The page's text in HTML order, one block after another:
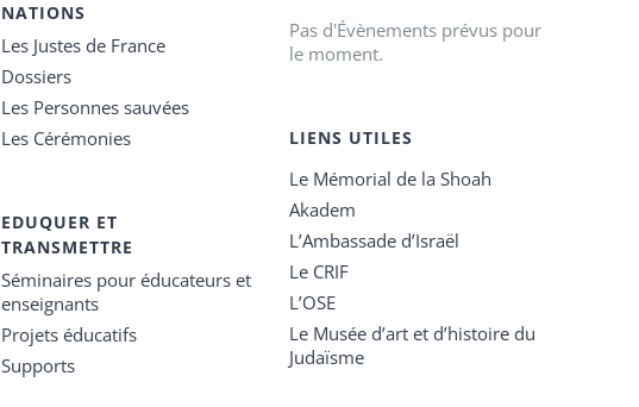
NATIONS
Les Justes de France
Dossiers
Les Personnes sauvées
Les Cérémonies
EDUQUER ET
TRANSMETTRE
Séminaires pour éducateurs et
enseignants
Projets éducatifs
Supports
Pas d'Évènements prévus pour
le moment.
LIENS UTILES
Le Mémorial de la Shoah
Akadem
L’Ambassade d’Israël
Le CRIF
L’OSE
Le Musée d’art et d’histoire du
Judaïsme